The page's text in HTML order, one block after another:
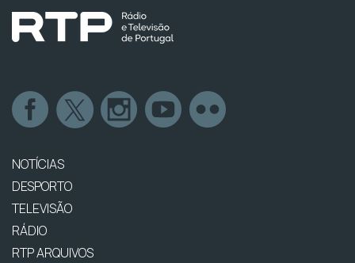
NOTÍCIAS
DESPORTO
TELEVISÃO
RÁDIO
RTP ARQUIVOS